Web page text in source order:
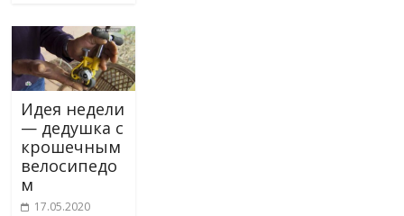
Идея недели
— дедушка с
крошечным
велосипедо
м
17.05.2020